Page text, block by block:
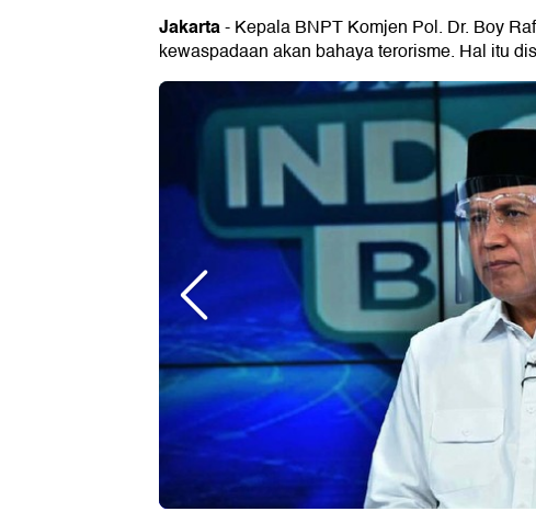
Jakarta- Kepala BNPT Komjen Pol. Dr. Boy
kewaspadaan akan bahaya terorisme. Hal itu